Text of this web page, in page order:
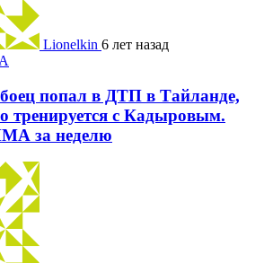
Lionelkin 6 лет назад
попал в ДТП в Тайланде,
тренируется с Кадыровым.
за неделю